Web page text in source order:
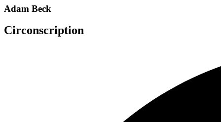
Adam Beck
Circonscription